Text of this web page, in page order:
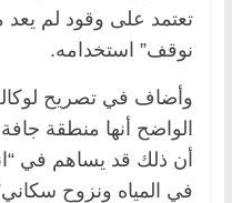
تعتمد على وقود لم يعد
نوقف” استخدامه.
وأضاف في تصريح
الواضح أنها منطقة
أن ذلك قد يساهم في
في المياه ونزوح